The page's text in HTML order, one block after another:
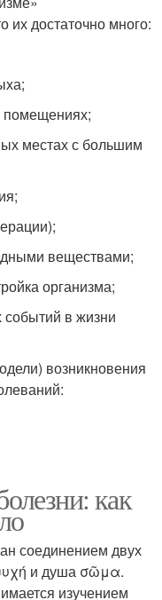
их достаточно много:
помещениях;
местах с большим
веществами;
организма;
в жизни
возникновения
как
соединением двух
и душа σῶμα.
изучением